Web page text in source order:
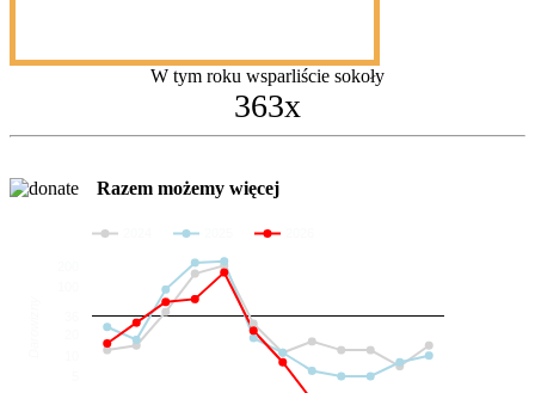
W tym roku wsparliście sokoły
363x
Razem możemy więcej